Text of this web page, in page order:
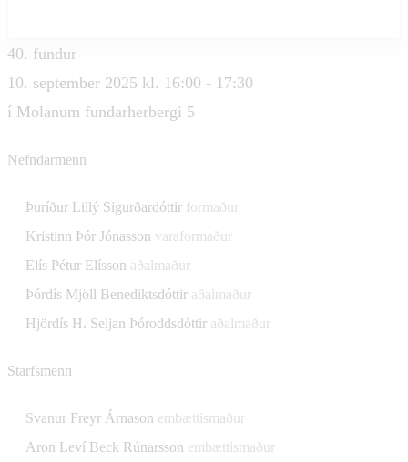
40. fundur
10. september 2025 kl. 16:00 - 17:30
í Molanum fundarherbergi 5
Nefndarmenn
Þuríður Lillý Sigurðardóttir formaður
Kristinn Þór Jónasson varaformaður
Elís Pétur Elísson aðalmaður
Þórdís Mjöll Benediktsdóttir aðalmaður
Hjördís H. Seljan Þóroddsdóttir aðalmaður
Starfsmenn
Svanur Freyr Árnason embættismaður
Aron Leví Beck Rúnarsson embættismaður